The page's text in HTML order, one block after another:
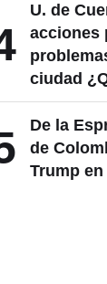
U. de
acciones
ciudad
De la
de
Trump